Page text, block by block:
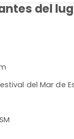
del
del Mar de